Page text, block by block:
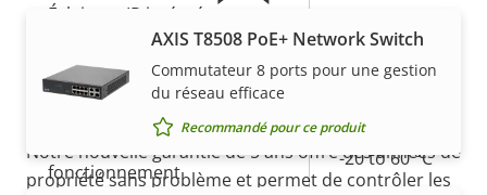
Éclairage IR intégré
Stockage local (fente pour
carte mémoire)
Oui
Température de
fonctionnement
-20 to 60 °C
AXIS T8508 PoE+ Network Switch
Commutateur 8 ports pour une gestion
du réseau efficace
Recommandé pour ce produit
5 ans de garantie pour plus
de tranquillité d'esprit
Notre nouvelle garantie de 5 ans offre des années de
propriété sans problème et permet de contrôler les